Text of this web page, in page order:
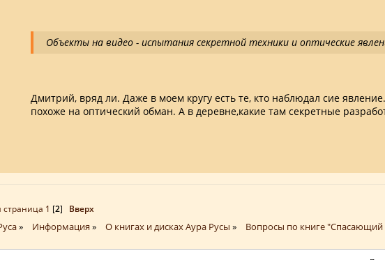
Объекты на видео - испытания секретной техники и оптические
Дмитрий, вряд ли. Даже в моем кругу есть те, кто наблюдал сие
похоже на оптический обман. А в деревне,какие там секретные
1 [2] Вверх
» Информация » О книгах и дисках Аура Русы » Вопросы по книге "Спасающий